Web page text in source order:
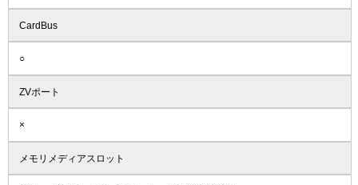
CardBus
○
ZVポート
×
メモリメディアスロット